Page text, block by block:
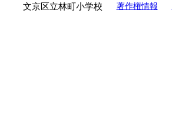
文京区立林町小学校 著作権情報